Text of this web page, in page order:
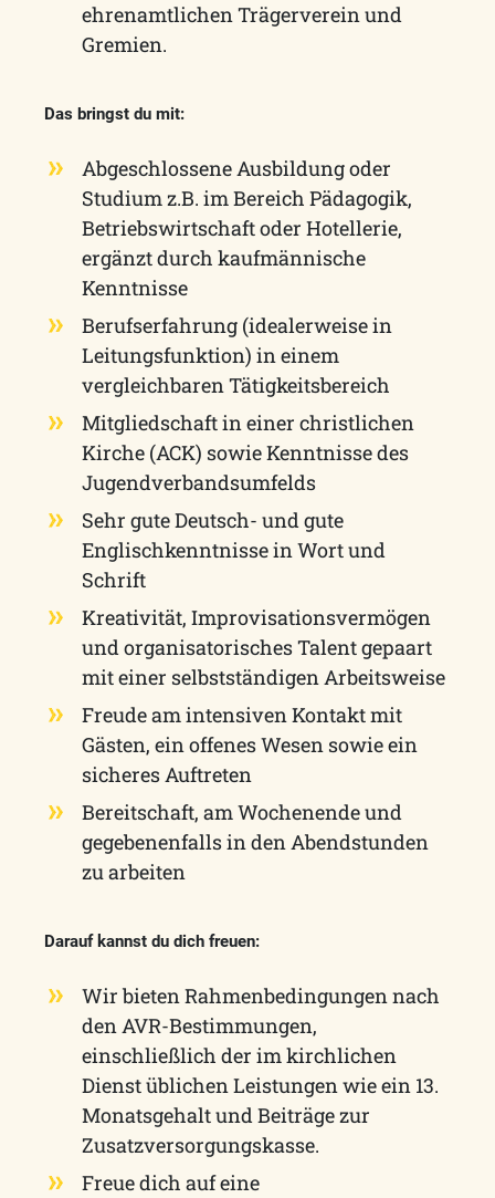
ehrenamtlichen Trägerverein und
Gremien.
Das bringst du mit:
Abgeschlossene Ausbildung oder
Studium z.B. im Bereich Pädagogik,
Betriebswirtschaft oder Hotellerie,
ergänzt durch kaufmännische
Kenntnisse
Berufserfahrung (idealerweise in
Leitungsfunktion) in einem
vergleichbaren Tätigkeitsbereich
Mitgliedschaft in einer christlichen
Kirche (ACK) sowie Kenntnisse des
Jugendverbandsumfelds
Sehr gute Deutsch- und gute
Englischkenntnisse in Wort und
Schrift
Kreativität, Improvisationsvermögen
und organisatorisches Talent gepaart
mit einer selbstständigen Arbeitsweise
Freude am intensiven Kontakt mit
Gästen, ein offenes Wesen sowie ein
sicheres Auftreten
Bereitschaft, am Wochenende und
gegebenenfalls in den Abendstunden
zu arbeiten
Darauf kannst du dich freuen:
Wir bieten Rahmenbedingungen nach
den AVR-Bestimmungen,
einschließlich der im kirchlichen
Dienst üblichen Leistungen wie ein 13.
Monatsgehalt und Beiträge zur
Zusatzversorgungskasse.
Freue dich auf eine